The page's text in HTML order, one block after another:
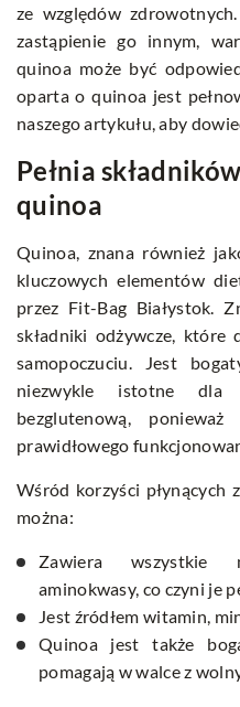
ze względów
zastąpienie go innym,
quinoa może być
oparta o quinoa jest
naszego artykułu, aby
Pełnia
quinoa
Quinoa, znana również
kluczowych elementów
przez Fit-Bag Białystok.
składniki odżywcze,
samopoczuciu. Jest
niezwykle istotne dla
bezglutenową,
prawidłowego
Wśród korzyści płynących
można:
Zawiera wszystkie
aminokwasy, co czyni je
Jest źródłem witamin,
Quinoa jest także
pomagają w walce z